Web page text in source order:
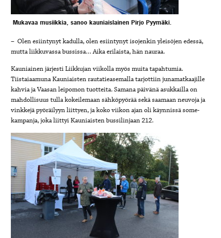
Mukavaa musiikkia, sanoo kauniaislainen Pirjo Pyymäki.
– Olen esiintynyt kadulla, olen esiintynyt isojenkin yleisöjen edessä,
mutta liikkuvassa bussissa… Aika erilaista, hän nauraa.
Kauniainen järjesti Liikkujan viikolla myös muita tapahtumia.
Tiistaiaamuna Kauniaisten rautatieasemalla tarjottiin junamatkaajille
kahvia ja Vaasan leipomon tuotteita. Samana päivänä asukkailla on
mahdollisuus tulla kokeilemaan sähköpyörää sekä saamaan neuvoja ja
vinkkejä pyöräilyyn liittyen, ja koko viikon ajan oli käynnissä some-
kampanja, joka liittyi Kauniaisten bussilinjaan 212.